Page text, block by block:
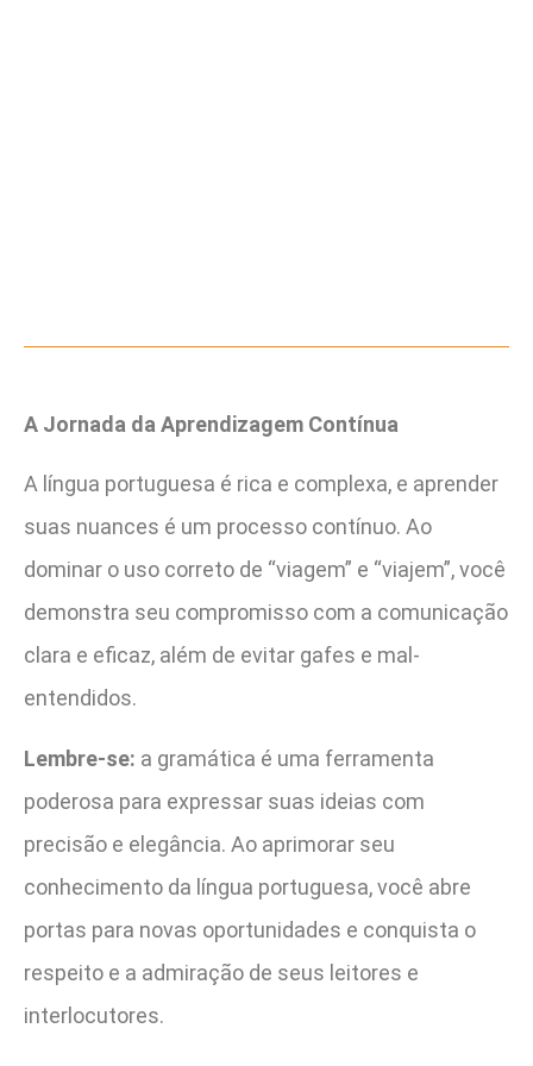
A Jornada da Aprendizagem Contínua
A língua portuguesa é rica e complexa, e aprender
suas nuances é um processo contínuo. Ao
dominar o uso correto de “viagem” e “viajem”, você
demonstra seu compromisso com a comunicação
clara e eficaz, além de evitar gafes e mal-
entendidos.
Lembre-se: a gramática é uma ferramenta
poderosa para expressar suas ideias com
precisão e elegância. Ao aprimorar seu
conhecimento da língua portuguesa, você abre
portas para novas oportunidades e conquista o
respeito e a admiração de seus leitores e
interlocutores.